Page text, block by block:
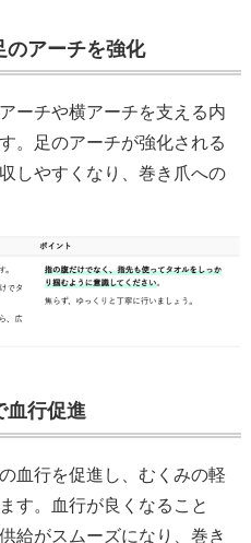
のアーチを強化
ーチや横アーチを支える内
。足のアーチが強化される
しやすくなり、巻き爪への
血行促進
血行を促進し、むくみの軽
す。血行が良くなること
給がスムーズになり、巻き